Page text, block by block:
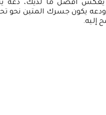
يعكس أفضل ما لديك، دعه
يكون جسرك المتين نحو
إليه.